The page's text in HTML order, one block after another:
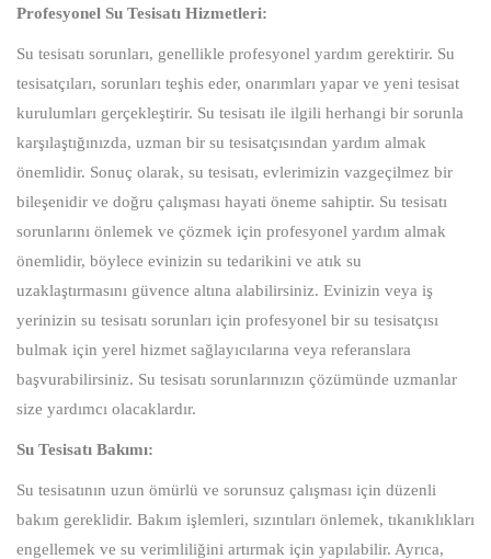
Profesyonel Su Tesisatı Hizmetleri:
Su tesisatı sorunları, genellikle profesyonel yardım gerektirir. Su
tesisatçıları, sorunları teşhis eder, onarımları yapar ve yeni tesisat
kurulumları gerçekleştirir. Su tesisatı ile ilgili herhangi bir sorunla
karşılaştığınızda, uzman bir su tesisatçısından yardım almak
önemlidir. Sonuç olarak, su tesisatı, evlerimizin vazgeçilmez bir
bileşenidir ve doğru çalışması hayati öneme sahiptir. Su tesisatı
sorunlarını önlemek ve çözmek için profesyonel yardım almak
önemlidir, böylece evinizin su tedarikini ve atık su
uzaklaştırmasını güvence altına alabilirsiniz. Evinizin veya iş
yerinizin su tesisatı sorunları için profesyonel bir su tesisatçısı
bulmak için yerel hizmet sağlayıcılarına veya referanslara
başvurabilirsiniz. Su tesisatı sorunlarınızın çözümünde uzmanlar
size yardımcı olacaklardır.
Su Tesisatı Bakımı:
Su tesisatının uzun ömürlü ve sorunsuz çalışması için düzenli
bakım gereklidir. Bakım işlemleri, sızıntıları önlemek, tıkanıklıkları
engellemek ve su verimliliğini artırmak için yapılabilir. Ayrıca,